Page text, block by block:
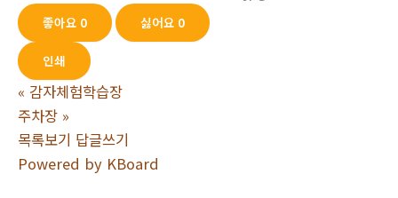
좋아요 0 싫어요 0
인쇄
« 감자체험학습장
주차장 »
목록보기 답글쓰기
Powered by KBoard